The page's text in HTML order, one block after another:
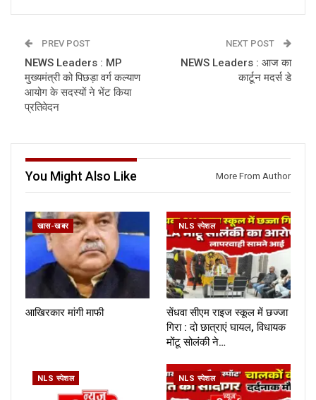
PREV POST
NEWS Leaders : MP
मुख्यमंत्री को पिछड़ा वर्ग कल्याण
आयोग के सदस्यों ने भेंट किया
प्रतिवेदन
NEXT POST
NEWS Leaders : आज का
कार्टून मदर्स डे
You Might Also Like More From Author
खास-खबर
आखिरकार मांगी माफी
NLS स्पेशल
सेंधवा सीएम राइज स्कूल में छज्जा
गिरा : दो छात्राएं घायल, विधायक
मोंटू सोलंकी ने…
NLS स्पेशल NLS स्पेशल